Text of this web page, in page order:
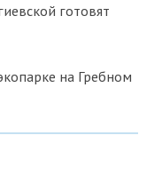
готовят
на Гребном